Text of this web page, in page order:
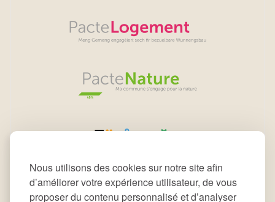
Nous utilisons des cookies sur notre site afin
d’améliorer votre expérience utilisateur, de vous
proposer du contenu personnalisé et d’analyser